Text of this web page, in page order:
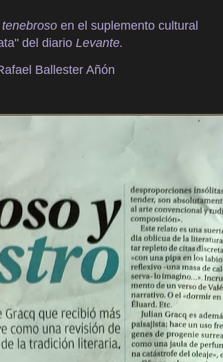
en el suplemento cultural
del diario Levante.
Ballester Añón